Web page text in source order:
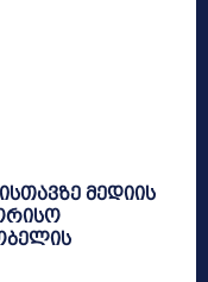
მედიის